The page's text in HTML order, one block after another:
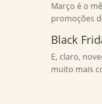
Março é o
promoções
Black
E, claro,
muito mais